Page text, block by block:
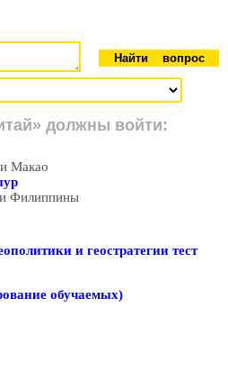
должны войти:
Макао
Филиппины
и геостратегии тест
обучаемых)